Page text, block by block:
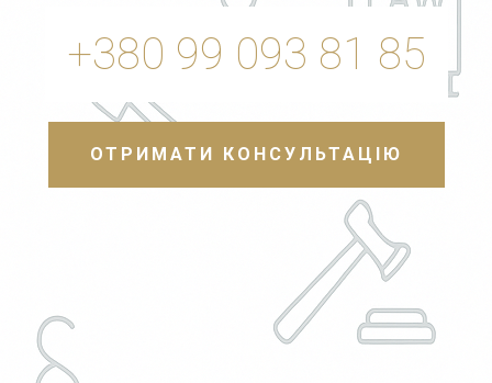
+380 99 093 81 85
ОТРИМАТИ КОНСУЛЬТАЦІЮ